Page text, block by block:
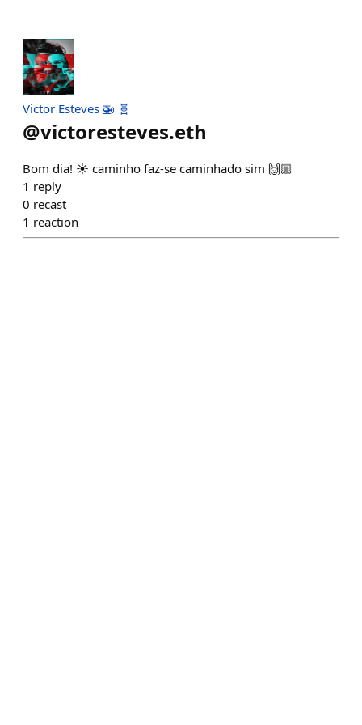
Victor Esteves 🚁 🧬
@victoresteves.eth
Bom dia! ☀️ caminho faz-se caminhado sim 🙌🏼
1 reply
0 recast
1 reaction